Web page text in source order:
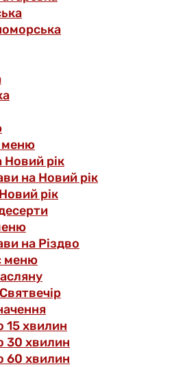
меню
Новий рік
на Новий рік
рік
на Різдво
меню
15 хвилин
30 хвилин
60 хвилин